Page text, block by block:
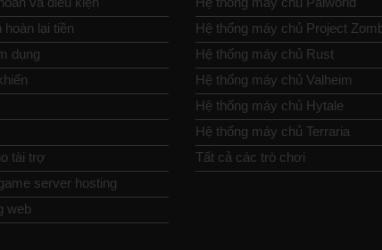
lại tiền
dụng
tài trợ
server hosting
web
Hệ thống máy chủ Project
Hệ thống máy chủ Rust
Hệ thống máy chủ Valheim
Hệ thống máy chủ Hytale
Hệ thống máy chủ Terraria
Tất cả các trò chơi